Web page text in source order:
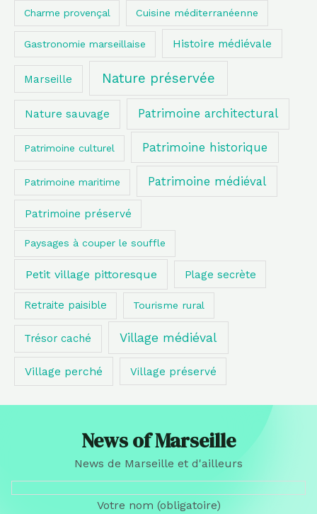
Charme provençal Cuisine méditerranéenne
Gastronomie marseillaise Histoire médiévale
Marseille Nature préservée
Nature sauvage Patrimoine architectural
Patrimoine culturel Patrimoine historique
Patrimoine maritime Patrimoine médiéval
Patrimoine préservé
Paysages à couper le souffle
Petit village pittoresque Plage secrète
Retraite paisible Tourisme rural
Trésor caché Village médiéval
Village perché Village préservé
News of Marseille
News de Marseille et d'ailleurs
Votre nom (obligatoire)